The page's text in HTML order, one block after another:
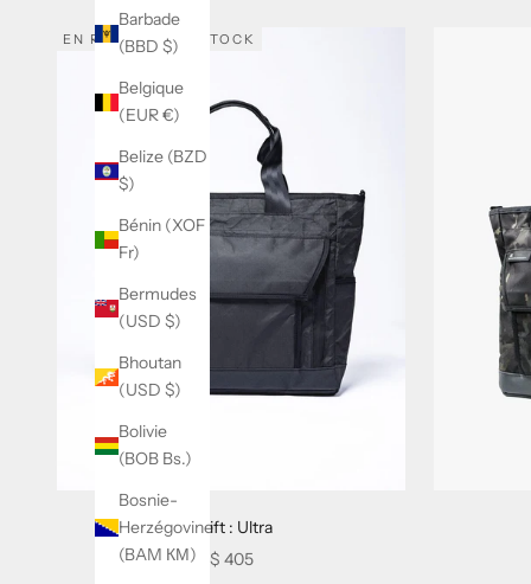
Barbade
(BBD $)
Belgique
(EUR €)
Belize (BZD
$)
Bénin (XOF
Fr)
Bermudes
(USD $)
Bhoutan
(USD $)
Bolivie
(BOB Bs.)
Bosnie-
Herzégovine
(BAM КМ)
EN RUPTURE DE STOCK
Drift : Ultra
Sale price
$ 405